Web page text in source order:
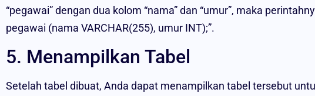
“pegawai” dengan dua kolom “nama” dan “umur”, maka
pegawai (nama VARCHAR(255), umur INT);”.
5. Menampilkan Tabel
Setelah tabel dibuat, Anda dapat menampilkan tabel tersebut